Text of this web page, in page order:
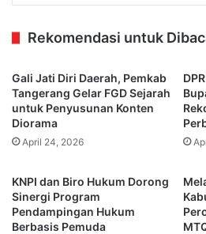
Rekomendasi untuk
Gali Jati Diri Daerah, Pemkab
Tangerang Gelar FGD Sejarah
untuk Penyusunan Konten
Diorama
April 24, 2026
KNPI dan Biro Hukum Dorong
Sinergi Program
Pendampingan Hukum
Berbasis Pemuda